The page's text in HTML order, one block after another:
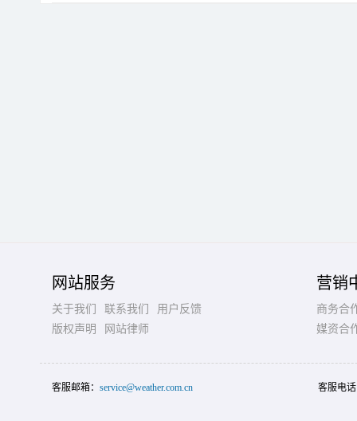
网站服务
关于我们 联系我们
用户反馈
版权声明
网站律师
营销
商务合
媒资合
客服邮箱： service@weather.com.cn 客服电